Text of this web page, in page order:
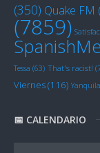
(350) Quake FM
(7859)
Tessa (63) That's racist!
Viernes(116)
📅 CALENDARIO